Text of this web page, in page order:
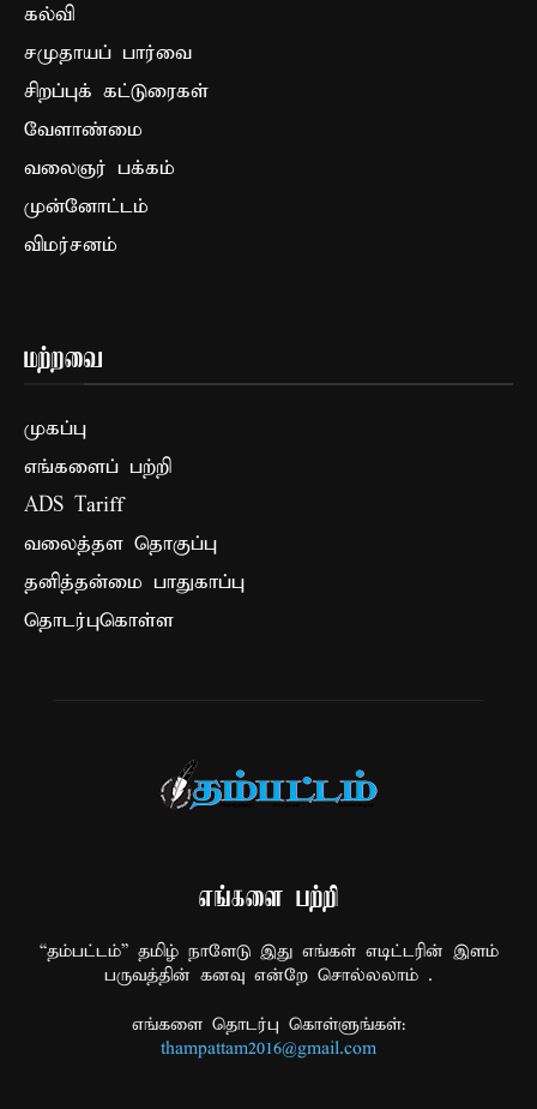
கல்வி
சமுதாயப் பார்வை
சிறப்புக் கட்டுரைகள்
வேளாண்மை
வலைஞர் பக்கம்
முன்னோட்டம்
விமர்சனம்
மற்றவை
முகப்பு
எங்களைப் பற்றி
ADS Tariff
வலைத்தள தொகுப்பு
தனித்தன்மை பாதுகாப்பு
தொடர்புகொள்ள
எங்களை பற்றி
“தம்பட்டம்” தமிழ் நாளேடு இது எங்கள் எடிட்டரின் இளம்
பருவத்தின் கனவு என்றே சொல்லலாம் .
எங்களை தொடர்பு கொள்ளுங்கள்:
thampattam2016@gmail.com